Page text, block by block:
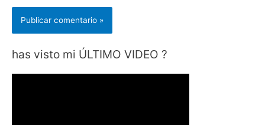
has visto mi ÚLTIMO VIDEO ?